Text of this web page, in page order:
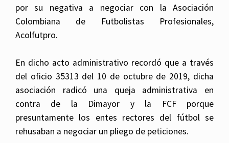
por su negativa a negociar con la Asociación
Colombiana de Futbolistas Profesionales,
Acolfutpro.
En dicho acto administrativo recordó que a través
del oficio 35313 del 10 de octubre de 2019, dicha
asociación radicó una queja administrativa en
contra de la Dimayor y la FCF porque
presuntamente los entes rectores del fútbol se
rehusaban a negociar un pliego de peticiones.